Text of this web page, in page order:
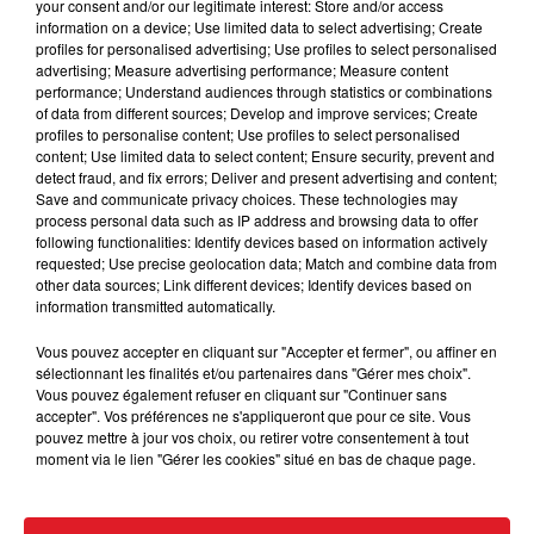
15 juillet 2026
BÉTHUNE: ENQUÊTE POUR HOMICIDE
VOLONTAIRE EN COURS, APRÈS LA...
Selon les premiers éléments, le logement servait
à des prostituées
LA BASE DE LOISIRS
your consent and/or our legitimate interest: Store and/or access
information on a device; Use limited data to select advertising; Create
profiles for personalised advertising; Use profiles to select personalised
advertising; Measure advertising performance; Measure content
performance; Understand audiences through statistics or combinations
of data from different sources; Develop and improve services; Create
profiles to personalise content; Use profiles to select personalised
content; Use limited data to select content; Ensure security, prevent and
detect fraud, and fix errors; Deliver and present advertising and content;
Save and communicate privacy choices. These technologies may
process personal data such as IP address and browsing data to offer
following functionalities: Identify devices based on information actively
requested; Use precise geolocation data; Match and combine data from
other data sources; Link different devices; Identify devices based on
information transmitted automatically.
Vous pouvez accepter en cliquant sur "Accepter et fermer", ou affiner en
sélectionnant les finalités et/ou partenaires dans "Gérer mes choix".
Vous pouvez également refuser en cliquant sur "Continuer sans
accepter". Vos préférences ne s'appliqueront que pour ce site. Vous
pouvez mettre à jour vos choix, ou retirer votre consentement à tout
moment via le lien "Gérer les cookies" situé en bas de chaque page.